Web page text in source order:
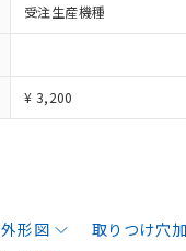
受注生産機種
¥ 3,200
外形図 取りつけ穴